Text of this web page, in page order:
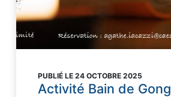
PUBLIÉ LE 24 OCTOBRE 2025
Activité Bain de Gong